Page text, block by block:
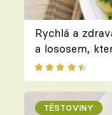
Rychlá a
a lososem,
TĚSTOVINY